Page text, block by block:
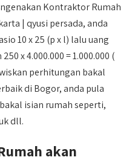
Kontraktor Rumah
| qyusi persada, anda
10 x 25 (p x l) lalu uang
x 4.000.000 = 1.000.000 (
perhitungan bakal
di Bogor, anda pula
isian rumah seperti,
dll.
akan